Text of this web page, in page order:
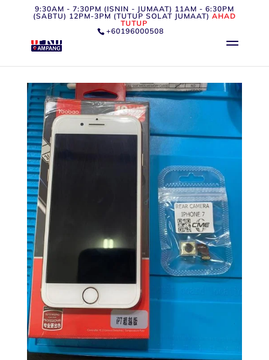
9:30AM - 7:30PM (ISNIN - JUMAAT) 11AM - 6:30PM
(SABTU) 12PM-3PM (TUTUP SOLAT JUMAAT) AHAD
TUTUP
+60196000508